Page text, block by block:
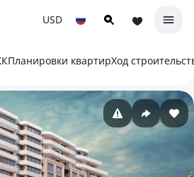
USD
Планировки квартирХод